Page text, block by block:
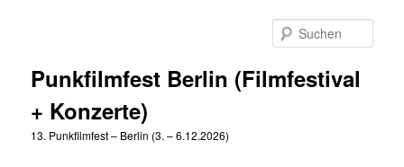
Punkfilmfest Berlin (Filmfestival
+ Konzerte)
13. Punkfilmfest – Berlin (3. – 6.12.2026)